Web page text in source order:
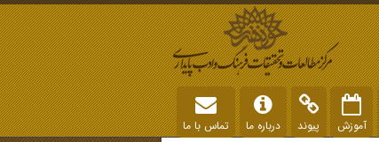
آموزش پیوند درباره ما تماس با ما